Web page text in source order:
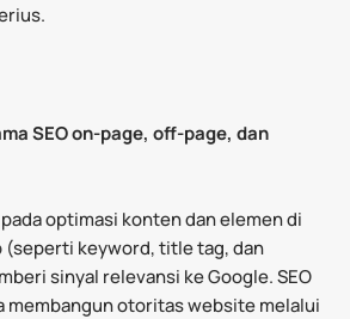
SEO on-page, off-page, dan
optimasi konten dan elemen di
(seperti keyword, title tag, dan
sinyal relevansi ke Google. SEO
membangun otoritas website melalui